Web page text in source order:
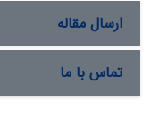
ارسال مقاله
تماس با ما